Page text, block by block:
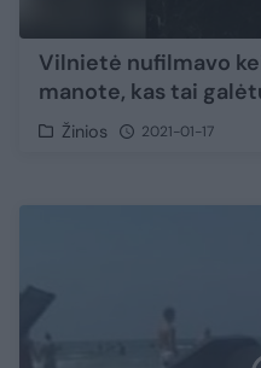
Vilnietė nufilmavo
manote, kas tai
Žinios 2021-01-17